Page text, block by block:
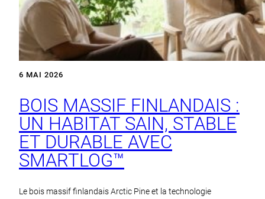
6 MAI 2026
BOIS MASSIF FINLANDAIS :
UN HABITAT SAIN, STABLE
ET DURABLE AVEC
SMARTLOG™
Le bois massif finlandais Arctic Pine et la technologie